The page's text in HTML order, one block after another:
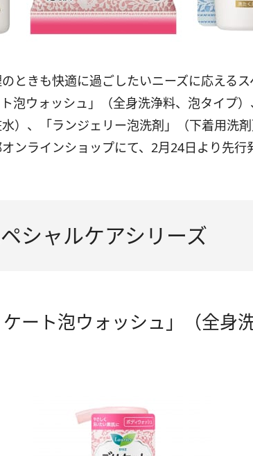
のときも快適に過ごしたいニーズに応える
泡ウォッシュ」（全身洗浄料、泡タイプ
）、「ランジェリー泡洗剤」（下着用洗
ンラインショップにて、2月24日より先行
ペシャルケアシリーズ
ート泡ウォッシュ」（全身